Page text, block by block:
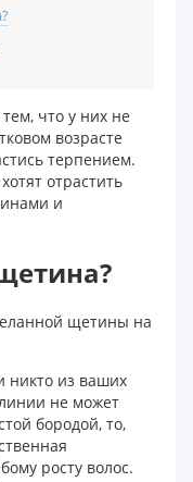
что у них не
возрасте
терпением.
отрастить
и
щетины на
никто из ваших
не может
бородой, то,
росту волос.